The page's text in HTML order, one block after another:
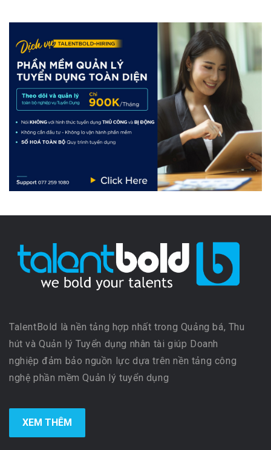
TalentBold là nền tảng hợp nhất trong Quảng bá, Thu
hút và Quản lý Tuyển dụng nhân tài giúp Doanh
nghiệp đảm bảo nguồn lực dựa trên nền tảng công
nghệ phần mềm Quản lý tuyển dụng
XEM THÊM